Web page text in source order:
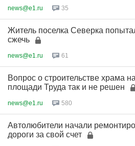
news@e1.ru 35
Житель поселка Северка
сжечь
news@e1.ru 61
Вопрос о строительстве храма на
площади Труда так и не решен
news@e1.ru 580
Автолюбители начали
дороги за свой счет